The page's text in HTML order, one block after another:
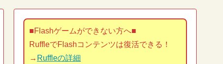
■Flashゲームができない方へ■
RuffleでFlashコンテンツは復活できる！
→ Ruffleの詳細